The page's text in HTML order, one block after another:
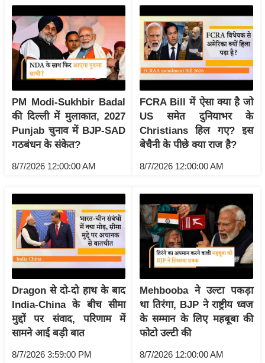
g
N
e
w
s
इ
फ
स्टा
इ
ल
क्नॉ
लॉ
जी
ब्यू
टी
/
फै
श
न
घ
रे
PM Modi-Sukhbir Badal
की दिल्ली में मुलाकात, 2027
Punjab चुनाव में BJP-SAD
गठबंधन के संकेत?
8/7/2026 12:00:00 AM
FCRA Bill में ऐसा क्या है जो
US समेत दुनियाभर के
Christians हिल गए? इस
बेचैनी के पीछे क्या राज है?
8/7/2026 12:00:00 AM
Dragon से दो-दो हाथ के बाद
India-China के बीच सीमा
मुद्दों पर संवाद, परिणाम में
सामने आई बड़ी बात
8/7/2026 3:59:00 PM
Mehbooba ने उल्टा पकड़ा
था तिरंगा, BJP ने राष्ट्रीय ध्वज
के सम्मान के लिए महबूबा की
फोटो उल्टी की
8/7/2026 12:00:00 AM